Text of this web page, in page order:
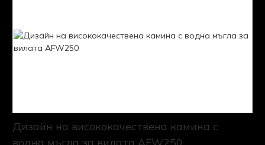
Дизайн на висококачествена камина с
водна мъгла за вилата AFW250